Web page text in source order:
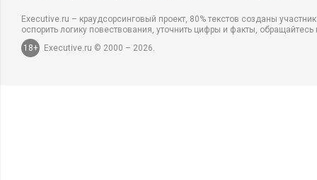
Executive.ru – краудсорсинговый проект, 80% текстов созданы
оспорить логику повествования, уточнить цифры и факты,
18+
Executive.ru © 2000 – 2026.